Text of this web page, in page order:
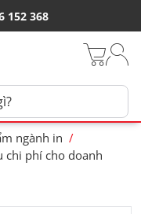
152 368
ngành in /
chi phí cho doanh